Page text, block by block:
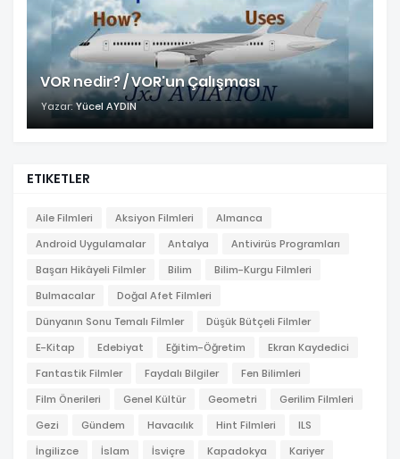
VOR nedir? / VOR'un Çalışması
Yazar: Yücel AYDIN
ETIKETLER
Aile Filmleri Aksiyon Filmleri
Almanca
Android Uygulamalar
Antalya
Antivirüs Programları
Başarı Hikâyeli Filmler
Bilim
Bilim-Kurgu Filmleri
Bulmacalar
Doğal Afet Filmleri
Dünyanın Sonu Temalı Filmler
Düşük Bütçeli Filmler
E-Kitap
Edebiyat Eğitim-Öğretim
Ekran Kaydedici
Fantastik Filmler
Faydalı Bilgiler
Fen Bilimleri
Film Önerileri
Genel Kültür Geometri
Gerilim Filmleri
Gezi
Gündem Havacılık Hint Filmleri
ILS
İngilizce
İslam İsviçre Kapadokya
Kariyer